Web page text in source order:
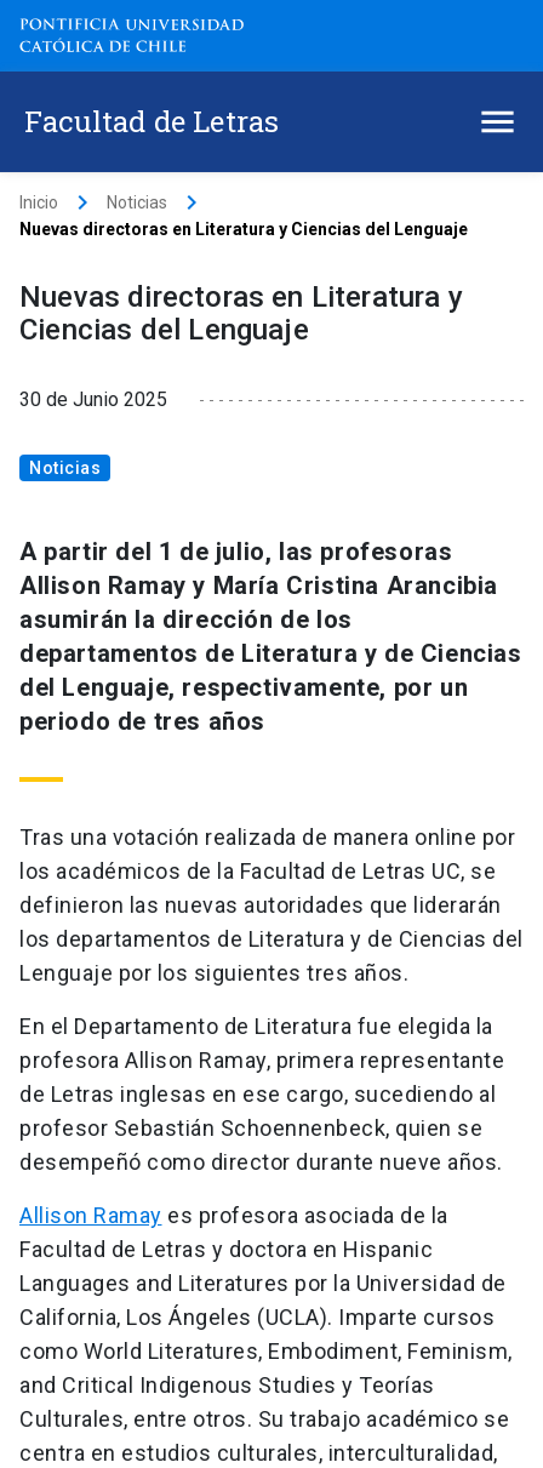
Facultad de Letras
Inicio keyboard_arrow_right Noticias keyboard_arrow_right
Nuevas directoras en Literatura y Ciencias del Lenguaje
Nuevas directoras en Literatura y
Ciencias del Lenguaje
30 de Junio 2025
Noticias
A partir del 1 de julio, las profesoras
Allison Ramay y María Cristina Arancibia
asumirán la dirección de los
departamentos de Literatura y de Ciencias
del Lenguaje, respectivamente, por un
periodo de tres años
Tras una votación realizada de manera online por
los académicos de la Facultad de Letras UC, se
definieron las nuevas autoridades que liderarán
los departamentos de Literatura y de Ciencias del
Lenguaje por los siguientes tres años.
En el Departamento de Literatura fue elegida la
profesora Allison Ramay, primera representante
de Letras inglesas en ese cargo, sucediendo al
profesor Sebastián Schoennenbeck, quien se
desempeñó como director durante nueve años.
Allison Ramay es profesora asociada de la
Facultad de Letras y doctora en Hispanic
Languages and Literatures por la Universidad de
California, Los Ángeles (UCLA). Imparte cursos
como World Literatures, Embodiment, Feminism,
and Critical Indigenous Studies y Teorías
Culturales, entre otros. Su trabajo académico se
centra en estudios culturales, interculturalidad,